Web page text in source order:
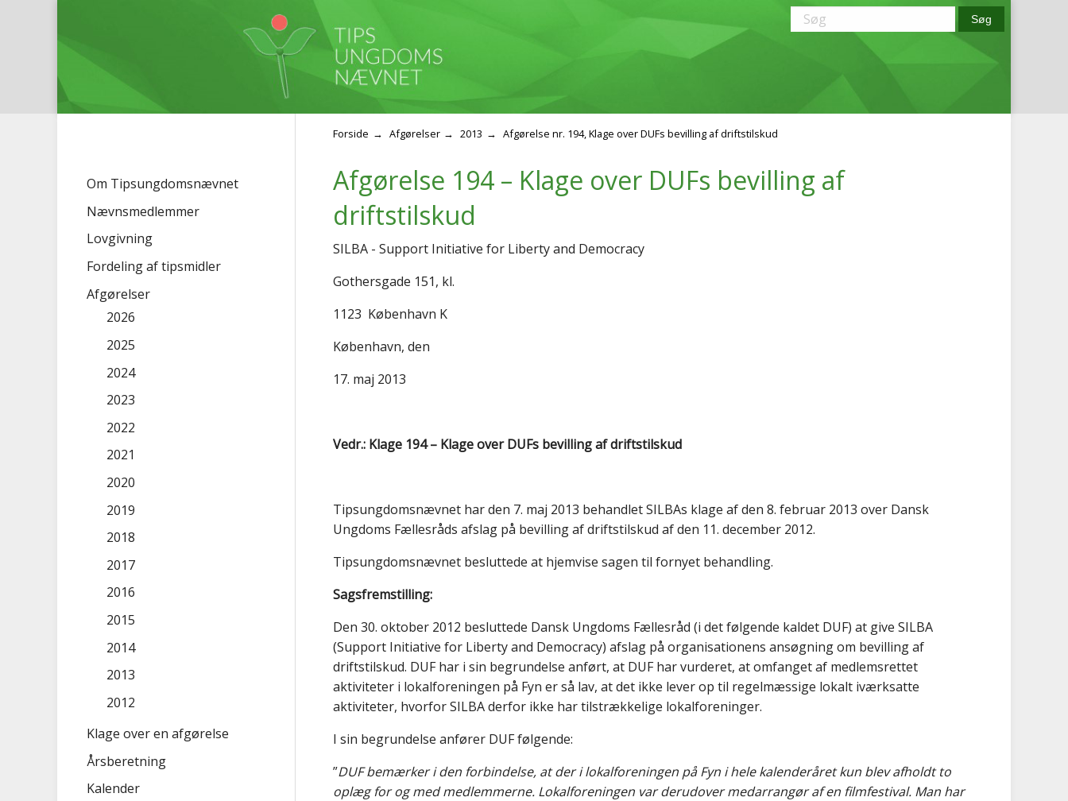
Om Tipsungdomsnævnet
Nævnsmedlemmer
Lovgivning
Fordeling af tipsmidler
Afgørelser
2026
2025
2024
2023
2022
2021
2020
2019
2018
2017
2016
2015
2014
2013
2012
Klage over en afgørelse
Årsberetning
Kalender
Forside Afgørelser 2013 Afgørelse nr. 194, Klage over DUFs bevilling af driftstilskud
Afgørelse 194 – Klage over DUFs bevilling af
driftstilskud
SILBA - Support Initiative for Liberty and Democracy
Gothersgade 151, kl.
1123 København K
København, den
17. maj 2013
Vedr.: Klage 194 – Klage over DUFs bevilling af driftstilskud
Tipsungdomsnævnet har den 7. maj 2013 behandlet SILBAs klage af den 8. februar 2013 over Dansk
Ungdoms Fællesråds afslag på bevilling af driftstilskud af den 11. december 2012.
Tipsungdomsnævnet besluttede at hjemvise sagen til fornyet behandling.
Sagsfremstilling:
Den 30. oktober 2012 besluttede Dansk Ungdoms Fællesråd (i det følgende kaldet DUF) at give SILBA
(Support Initiative for Liberty and Democracy) afslag på organisationens ansøgning om bevilling af
driftstilskud. DUF har i sin begrundelse anført, at DUF har vurderet, at omfanget af medlemsrettet
aktiviteter i lokalforeningen på Fyn er så lav, at det ikke lever op til regelmæssige lokalt iværksatte
aktiviteter, hvorfor SILBA derfor ikke har tilstrækkelige lokalforeninger.
I sin begrundelse anfører DUF følgende:
”DUF bemærker i den forbindelse, at der i lokalforeningen på Fyn i hele kalenderåret kun blev afholdt to
oplæg for og med medlemmerne. Lokalforeningen var derudover medarrangør af en filmfestival. Man har